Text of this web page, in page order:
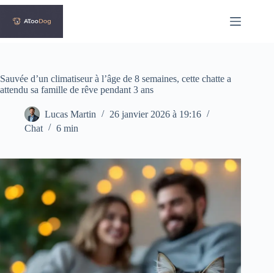
Passer
contenu
Sauvée d’un climatiseur à l’âge de 8 semaines, cette chatte a
attendu sa famille de rêve pendant 3 ans
Lucas Martin
26 janvier 2026 à 19:16
Chat
6 min